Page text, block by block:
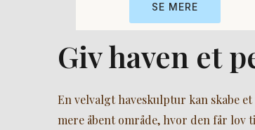
SE MERE
Giv haven et
En velvalgt haveskulptur kan skabe
mere åbent område, hvor den får lov